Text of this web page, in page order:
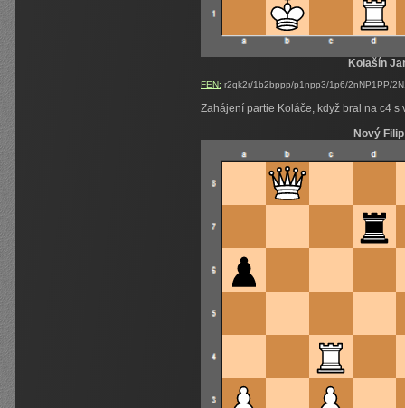
Kolašín
FEN: r2qk2r/1b2bppp/p1npp3/1p6/2nNP1PP/
Zahájení partie Koláče, když bral na c4 s
Nový